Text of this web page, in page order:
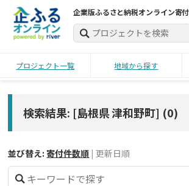
企業版ふるさと納税オンライン寄
プロジェクト一覧 地域から探す
検索結果: [島根県 津和野町] (0)
並び替え: 寄付件数順 | 更新日順